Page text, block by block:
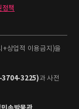
책
+상업적 이용금지)을
3704-3225)과 사전